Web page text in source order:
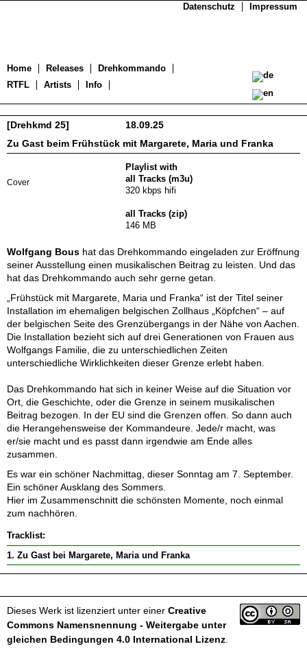
Datenschutz Impressum
Home Releases
Drehkommando
RTFL
Artists Info
18.09.25
[Drehkmd 25]
Zu Gast beim Frühstück mit Margarete, Maria und Franka
Playlist with
all Tracks (m3u)
320 kbps hifi
all Tracks (zip)
146 MB
Cover
Wolfgang Bous hat das Drehkommando eingeladen zur Eröffnung
seiner Ausstellung einen musikalischen Beitrag zu leisten. Und das
hat das Drehkommando auch sehr gerne getan.
„Frühstück mit Margarete, Maria und Franka“ ist der Titel seiner
Installation im ehemaligen belgischen Zollhaus „Köpfchen“ – auf
der belgischen Seite des Grenzübergangs in der Nähe von Aachen.
Die Installation bezieht sich auf drei Generationen von Frauen aus
Wolfgangs Familie, die zu unterschiedlichen Zeiten
unterschiedliche Wirklichkeiten dieser Grenze erlebt haben.
Das Drehkommando hat sich in keiner Weise auf die Situation vor
Ort, die Geschichte, oder die Grenze in seinem musikalischen
Beitrag bezogen. In der EU sind die Grenzen offen. So dann auch
die Herangehensweise der Kommandeure. Jede/r macht, was
er/sie macht und es passt dann irgendwie am Ende alles
zusammen.
Es war ein schöner Nachmittag, dieser Sonntag am 7. September.
Ein schöner Ausklang des Sommers.
Hier im Zusammenschnitt die schönsten Momente, noch einmal
zum nachhören.
Tracklist:
1. Zu Gast bei Margarete, Maria und Franka
Dieses Werk ist lizenziert unter einer Creative
Commons Namensnennung - Weitergabe unter
gleichen Bedingungen 4.0 International Lizenz